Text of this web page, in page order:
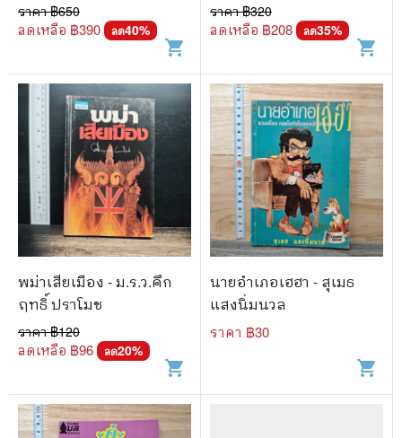
ราคา ฿650
ลดเหลือ ฿390 ลด40%
shopping_cart
ราคา ฿320
ลดเหลือ ฿208 ลด35%
shopping_cart
พม่าเสียเมือง - ม.ร.ว.คึก
ฤทธิ์ ปราโมช
ราคา ฿120
ลดเหลือ ฿96 ลด20%
shopping_cart
นายอำเภอเฮฮา - สุเมธ
แสงนิ่มนวล
ราคา ฿30
shopping_cart